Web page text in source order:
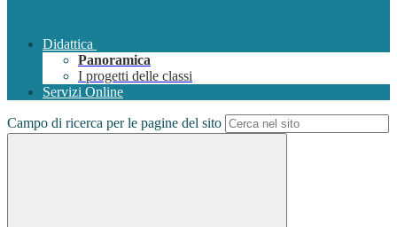
Didattica
Panoramica
I progetti delle classi
Servizi Online
Campo di ricerca per le pagine del sito